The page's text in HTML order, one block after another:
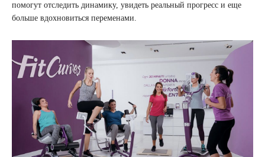
помогут отследить динамику, увидеть реальный прогресс и еще
больше вдохновиться переменами.